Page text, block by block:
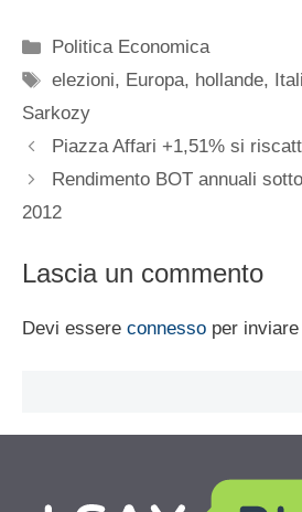
Categorie
Politica Economica
Tag
elezioni, Europa, hollande,
Sarkozy
Piazza Affari +1,51% si
Rendimento BOT annuali
2012
Lascia un commento
Devi essere connesso per